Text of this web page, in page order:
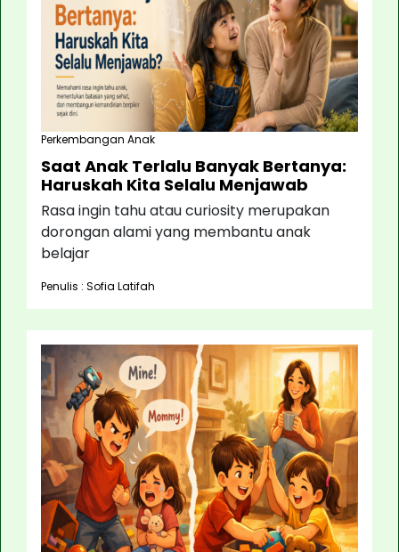
Perkembangan Anak
Saat Anak Terlalu Banyak Bertanya:
Haruskah Kita Selalu Menjawab
Rasa ingin tahu atau curiosity merupakan
dorongan alami yang membantu anak
belajar
Penulis : Sofia Latifah